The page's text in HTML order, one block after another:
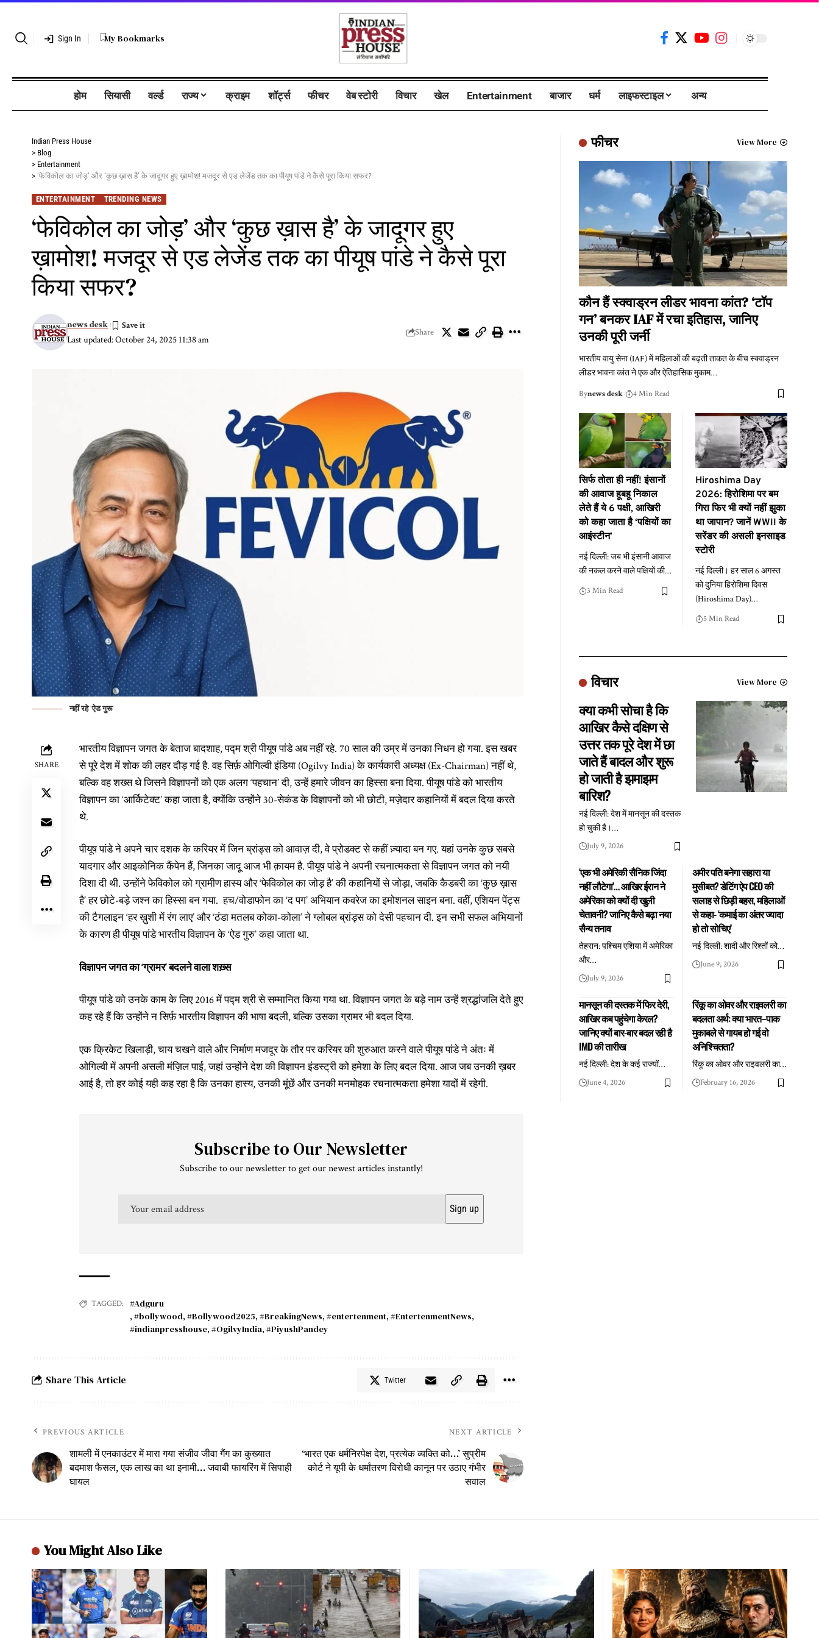
Sign In My Bookmarks
होम सियासी वर्ल्ड राज्य क्राइम शॉर्ट्स फीचर वेब स्टोरी विचार खेल Entertainment बाजार धर्म लाइफस्टाइल अन्य
Indian Press House
> Blog
> Entertainment
> ‘फेविकोल का जोड़’ और ‘कुछ ख़ास है’ के जादूगर हुए ख़ामोश! मजदूर से एड लेजेंड तक का पीयूष पांडे ने कैसे पूरा किया सफर?
ENTERTAINMENT TRENDING NEWS
‘फेविकोल का जोड़’ और ‘कुछ ख़ास है’ के जादूगर हुए
ख़ामोश! मजदूर से एड लेजेंड तक का पीयूष पांडे ने कैसे पूरा
किया सफर?
Last updated: October 24, 2025 11:38 am
news desk
Share
नहीं रहे 'ऐड गुरू'
SHARE
भारतीय विज्ञापन जगत के बेताज बादशाह, पद्म श्री पीयूष पांडे अब नहीं रहे. 70 साल की उम्र में उनका निधन हो गया. इस खबर
से पूरे देश में शोक की लहर दौड़ गई है. वह सिर्फ़ ओगिल्वी इंडिया (Ogilvy India) के कार्यकारी अध्यक्ष (Ex-Chairman) नहीं थे,
बल्कि वह शख्स थे जिसने विज्ञापनों को एक अलग ‘पहचान’ दी, उन्हें हमारे जीवन का हिस्सा बना दिया. पीयूष पांडे को भारतीय
विज्ञापन का ‘आर्किटेक्ट’ कहा जाता है, क्योंकि उन्होंने 30-सेकंड के विज्ञापनों को भी छोटी, मज़ेदार कहानियों में बदल दिया करते
थे.
पीयूष पांडे ने अपने चार दशक के करियर में जिन ब्रांड्स को आवाज़ दी, वे प्रोडक्ट से कहीं ज़्यादा बन गए. यहां उनके कुछ सबसे
यादगार और आइकोनिक कैंपेन हैं, जिनका जादू आज भी क़ायम है. पीयूष पांडे ने अपनी रचनात्मकता से विज्ञापन जगत को नयी
दिशा दी थी. उन्होंने फेविकोल को ग्रामीण हास्य और ‘फेविकोल का जोड़ है’ की कहानियों से जोड़ा, जबकि कैडबरी का ‘कुछ ख़ास
है’ हर छोटे-बड़े जश्न का हिस्सा बन गया. हच/वोडाफोन का ‘द पग’ अभियान कवरेज का इमोशनल साइन बना. वहीं, एशियन पेंट्स
की टैगलाइन ‘हर ख़ुशी में रंग लाए’ और ‘ठंडा मतलब कोका-कोला’ ने ग्लोबल ब्रांड्स को देसी पहचान दी. इन सभी सफल अभियानों
के कारण ही पीयूष पांडे भारतीय विज्ञापन के ‘ऐड गुरु’ कहा जाता था.
विज्ञापन जगत का ‘ग्रामर’ बदलने वाला शख़्स
पीयूष पांडे को उनके काम के लिए 2016 में पद्म श्री से सम्मानित किया गया था. विज्ञापन जगत के बड़े नाम उन्हें श्रद्धांजलि देते हुए
कह रहे हैं कि उन्होंने न सिर्फ़ भारतीय विज्ञापन की भाषा बदली, बल्कि उसका ग्रामर भी बदल दिया.
एक क्रिकेट खिलाड़ी, चाय चखने वाले और निर्माण मजदूर के तौर पर करियर की शुरुआत करने वाले पीयूष पांडे ने अंतः में
ओगिल्वी में अपनी असली मंज़िल पाई, जहां उन्होंने देश की विज्ञापन इंडस्ट्री को हमेशा के लिए बदल दिया. आज जब उनकी ख़बर
आई है, तो हर कोई यही कह रहा है कि उनका हास्य, उनकी मूंछें और उनकी मनमोहक रचनात्मकता हमेशा यादों में रहेगी.
Subscribe to Our Newsletter
Subscribe to our newsletter to get our newest articles instantly!
TAGGED:
#Adguru
, #bollywood, #Bollywood2025, #BreakingNews, #entertenment, #EntertenmentNews,
#indianpresshouse, #OgilvyIndia, #PiyushPandey
Share This Article Twitter
PREVIOUS ARTICLE
शामली में एनकाउंटर में मारा गया संजीव जीवा गैंग का कुख्यात
बदमाश फैसल, एक लाख का था इनामी… जवाबी फायरिंग में सिपाही
घायल
NEXT ARTICLE
‘भारत एक धर्मनिरपेक्ष देश, प्रत्येक व्यक्ति को…’ सुप्रीम
कोर्ट ने यूपी के धर्मांतरण विरोधी कानून पर उठाए गंभीर
सवाल
फीचर View More
कौन हैं स्क्वाड्रन लीडर भावना कांत? ‘टॉप
गन’ बनकर IAF में रचा इतिहास, जानिए
उनकी पूरी जर्नी
भारतीय वायु सेना (IAF) में महिलाओं की बढ़ती ताकत के बीच स्क्वाड्रन
लीडर भावना कांत ने एक और ऐतिहासिक मुकाम…
Bynews desk 4 Min Read
सिर्फ तोता ही नहीं! इंसानों
की आवाज हूबहू निकाल
लेते हैं ये 6 पक्षी, आखिरी
को कहा जाता है ‘पक्षियों का
आइंस्टीन’
नई दिल्ली: जब भी इंसानी आवाज
की नकल करने वाले पक्षियों की…
3 Min Read
Hiroshima Day
2026: हिरोशिमा पर बम
गिरा फिर भी क्यों नहीं झुका
था जापान? जानें WWII के
सरेंडर की असली इनसाइड
स्टोरी
नई दिल्ली। हर साल 6 अगस्त
को दुनिया हिरोशिमा दिवस
(Hiroshima Day)…
5 Min Read
विचार View More
क्या कभी सोचा है कि
आखिर कैसे दक्षिण से
उत्तर तक पूरे देश में छा
जाते हैं बादल और शुरू
हो जाती है झमाझम
बारिश?
नई दिल्ली: देश में मानसून की दस्तक
हो चुकी है।…
July 9, 2026
‘एक भी अमेरिकी सैनिक जिंदा
नहीं लौटेगा’… आखिर ईरान ने
अमेरिका को क्यों दी खुली
चेतावनी? जानिए कैसे बढ़ा नया
सैन्य तनाव
तेहरान: पश्चिम एशिया में अमेरिका
और…
July 9, 2026
अमीर पति बनेगा सहारा या
मुसीबत? डेटिंग ऐप CEO की
सलाह से छिड़ी बहस, महिलाओं
से कहा- ‘कमाई का अंतर ज्यादा
हो तो सोचिए’
नई दिल्ली: शादी और रिश्तों को…
June 9, 2026
मानसून की दस्तक में फिर देरी,
आखिर कब पहुंचेगा केरल?
जानिए क्यों बार-बार बदल रही है
IMD की तारीख
नई दिल्ली: देश के कई राज्यों…
June 4, 2026
रिंकू का ओवर और राइवलरी का
बदलता अर्थ: क्या भारत–पाक
मुकाबले से गायब हो गई वो
अनिश्चितता?
रिंकू का ओवर और राइवलरी का…
February 16, 2026
You Might Also Like